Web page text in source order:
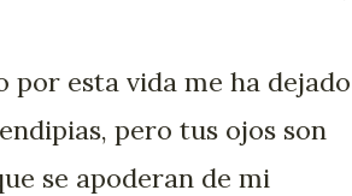
por esta vida me ha dejado
pero tus ojos son
se apoderan de mi